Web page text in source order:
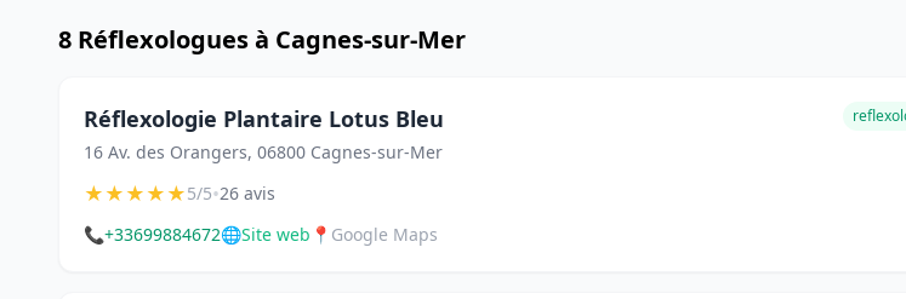
8 Réflexologues à Cagnes-sur-Mer
Réflexologie Plantaire Lotus Bleu
16 Av. des Orangers, 06800 Cagnes-sur-Mer
★★★★★5/5•26 avis
📞+33699884672🌐Site web 📍 Google Maps